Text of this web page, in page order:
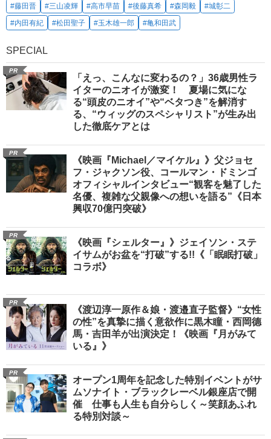
#藤田晋 #三山凌輝 #高市早苗 #後藤真希 #森岡毅
#城彰二
#内田有紀
#松田聖子 #玉木雄一郎 #亀和田武
SPECIAL
PR
「えっ、こんなに変わるの？」36歳男性ラ
イターのニオイが激変！ 夏場に気にな
る“頭皮のニオイ”や“ベタつき”を解消す
る、“ウィッグのスペシャリスト”が生み出
した徹底ケアとは
PR
《映画『Michael／マイケル』》父ジョセ
フ・ジャクソン役、コールマン・ドミンゴ
オフィシャルインタビュー“観客を魅了した
名優、複雑な父親像への想いを語る”《日本
興収70億円突破》
PR
《映画『シェルター』》ジェイソン・ステ
イサムがお盆を“打破”する!!《「眠眠打破」
コラボ》
PR
《渡辺淳一原作＆娘・渡邉直子監督》“女性
の性”を真摯に描く意欲作に黒木瞳・西岡德
馬・吉田羊が出演決定！《映画『月がみて
いる』》
PR
オープン1周年を記念した特別イベントがサ
ムソナイト・ブラックレーベル銀座店で開
催 仕事も人生も自分らしく～笑顔あふれ
る特別対談～